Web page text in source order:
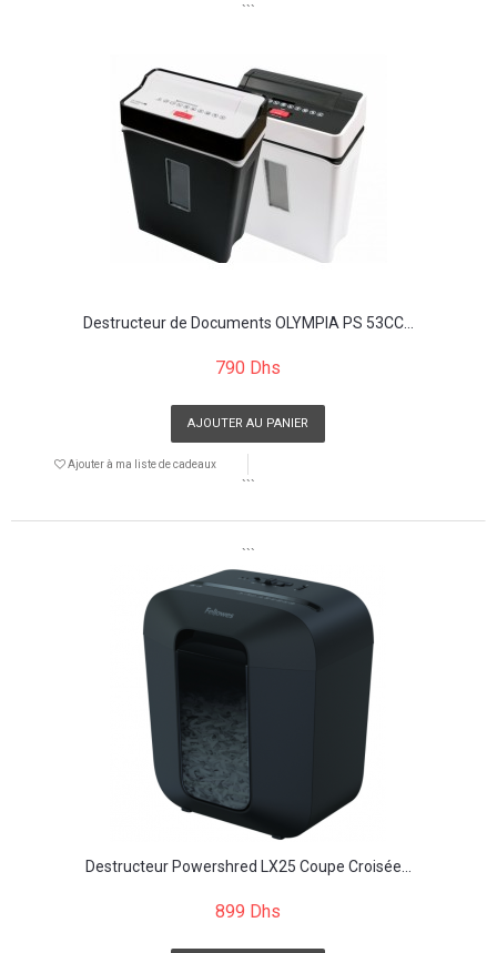
```
Destructeur de Documents OLYMPIA PS 53CC...
790 Dhs
AJOUTER AU PANIER
Ajouter à ma liste de cadeaux
```
```
Destructeur Powershred LX25 Coupe Croisée...
899 Dhs